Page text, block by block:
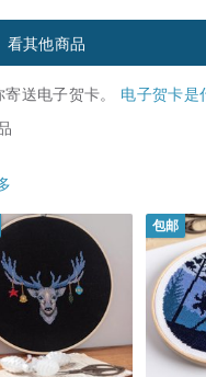
看其他商品
送电子贺卡。 电子贺卡是
包邮